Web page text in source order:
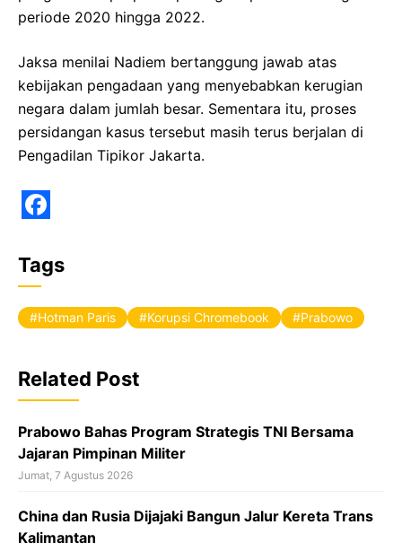
periode 2020 hingga 2022.
Jaksa menilai Nadiem bertanggung jawab atas
kebijakan pengadaan yang menyebabkan kerugian
negara dalam jumlah besar. Sementara itu, proses
persidangan kasus tersebut masih terus berjalan di
Pengadilan Tipikor Jakarta.
a
c
e
o
o
k
Tags
Hotman Paris Korupsi Chromebook Prabowo
Related Post
Prabowo Bahas Program Strategis TNI Bersama
Jajaran Pimpinan Militer
Jumat, 7 Agustus 2026
China dan Rusia Dijajaki Bangun Jalur Kereta Trans
Kalimantan